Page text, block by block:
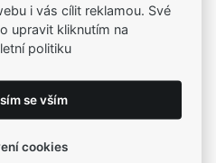
našich 4 prodejen
i vás cílit reklamou. Své
upravit kliknutím na
politiku
se vším
cookies